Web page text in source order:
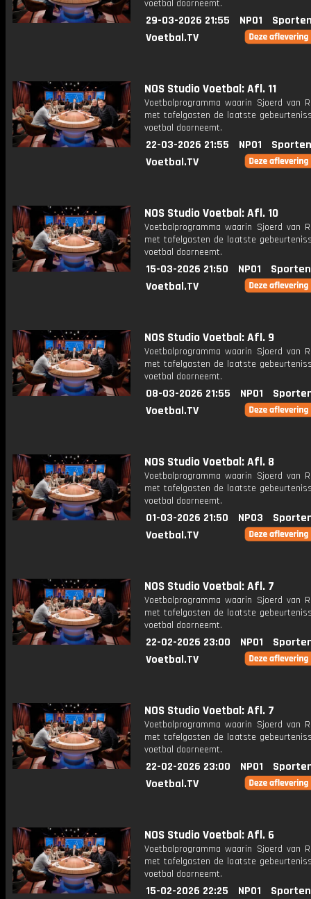
voetbal doorneemt.
29-03-2026 21:55 NPO1
Voetbal.TV
NOS Studio Voetbal: Afl. 11
Voetbalprogramma waarin Sjoerd van
met tafelgasten de laatste
voetbal doorneemt.
22-03-2026 21:55 NPO1
Voetbal.TV
NOS Studio Voetbal: Afl. 10
Voetbalprogramma waarin Sjoerd van
met tafelgasten de laatste
voetbal doorneemt.
15-03-2026 21:50 NPO1
Voetbal.TV
NOS Studio Voetbal: Afl. 9
Voetbalprogramma waarin Sjoerd van
met tafelgasten de laatste
voetbal doorneemt.
08-03-2026 21:55 NPO1
Voetbal.TV
NOS Studio Voetbal: Afl. 8
Voetbalprogramma waarin Sjoerd van
met tafelgasten de laatste
voetbal doorneemt.
01-03-2026 21:50 NPO3
Voetbal.TV
NOS Studio Voetbal: Afl. 7
Voetbalprogramma waarin Sjoerd van
met tafelgasten de laatste
voetbal doorneemt.
22-02-2026 23:00 NPO1
Voetbal.TV
NOS Studio Voetbal: Afl. 7
Voetbalprogramma waarin Sjoerd van
met tafelgasten de laatste
voetbal doorneemt.
22-02-2026 23:00 NPO1
Voetbal.TV
NOS Studio Voetbal: Afl. 6
Voetbalprogramma waarin Sjoerd van
met tafelgasten de laatste
voetbal doorneemt.
15-02-2026 22:25 NPO1